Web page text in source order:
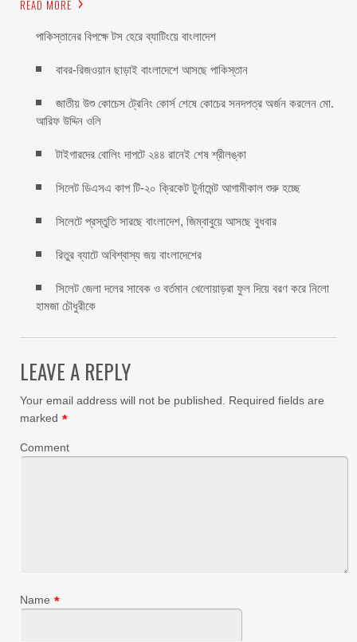
READ MORE
পাকিস্তানের বিপক্ষে টস হেরে ব্যাটিংয়ে বাংলাদেশ
বাবর-রিজওয়ান ছাড়াই বাংলাদেশে আসছে পাকিস্তান
জাতীয় উশু কোচেস ট্রেনিং কোর্স শেষে কোচের সনদপত্র অর্জন করলেন মো.
আরিফ উদ্দিন ওলি
টাইগারদের বোলিং দাপটে ২৪৪ রানেই শেষ শ্রীলঙ্কা
সিলেট ডিএসএ কাপ টি-২০ ক্রিকেট টুর্নামেন্ট আগামীকাল শুরু হচ্ছে
সিলেটে প্রস্তুতি সারছে বাংলাদেশ, জিম্বাবুয়ে আসছে বুধবার
রিতুর ব্যাটে অবিশ্বাস্য জয় বাংলাদেশের
সিলেট জেলা দলের সাবেক ও বর্তমান খেলোয়াড়রা ফুল দিয়ে বরণ করে নিলো
হামজা চৌধুরীকে
LEAVE A REPLY
Your email address will not be published.
Required fields are
marked *
Comment
Name *